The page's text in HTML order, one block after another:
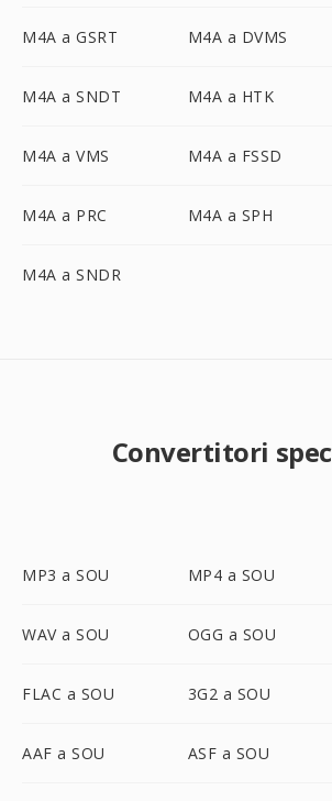
M4A a GSRT M4A a DVMS
M4A a SNDT M4A a HTK
M4A a VMS M4A a FSSD
M4A a PRC M4A a SPH
M4A a SNDR
Convertitori
MP3 a SOU MP4 a SOU
WAV a SOU OGG a SOU
FLAC a SOU 3G2 a SOU
AAF a SOU ASF a SOU